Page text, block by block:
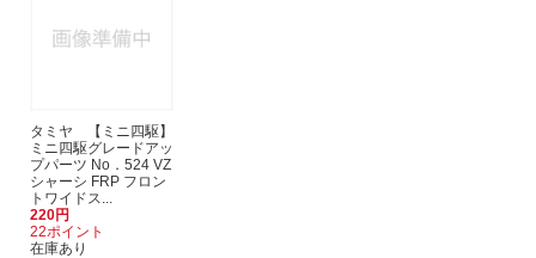
タミヤ 【ミニ四駆】
ミニ四駆グレードアッ
プパーツ No．524 VZ
シャーシ FRP フロン
トワイドス...
220円
22ポイント
在庫あり